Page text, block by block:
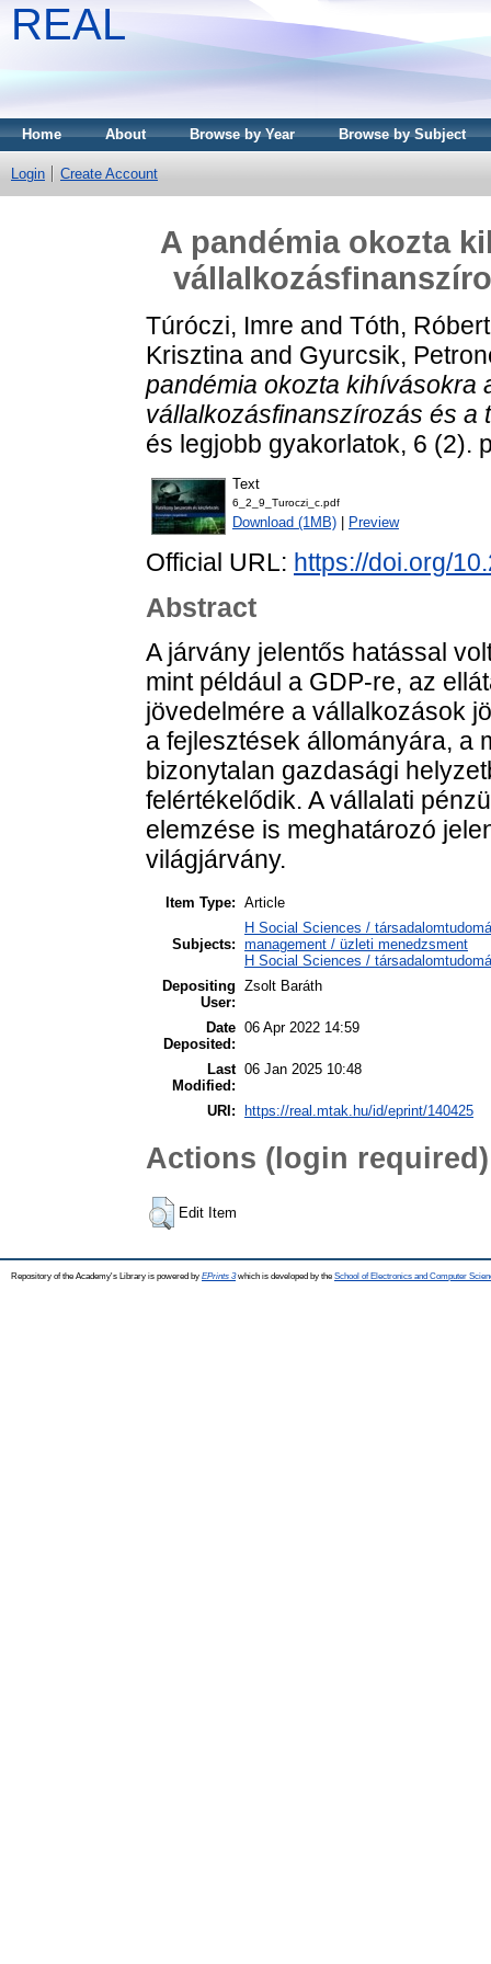
REAL
Home About Browse by Year Browse by Subject
Login Create Account
A pandémia okozta
Túróczi, Imre and Tóth, Róbert
Krisztina and Gyurcsik,
pandémia okozta kihívásokra
vállalkozásfinanszírozás és a
és legjobb gyakorlatok, 6 (2).
Text
6_2_9_Turoczi_c.pdf
Download (1MB) Preview
Official URL: https://doi.org/
Abstract
A járvány jelentős hatással
mint például a GDP-re, az
jövedelmére a vállalkozások
a fejlesztések állományára, a
bizonytalan gazdasági
felértékelődik. A vállalati
elemzése is meghatározó
világjárvány.
Item Type: Article
Subjects:
H Social Sciences /
management / üzleti menedzsment
H Social Sciences /
Depositing
User:
Zsolt Baráth
Date
Deposited:
06 Apr 2022 14:59
Last
Modified:
06 Jan 2025 10:48
URI: https://real.mtak.hu/id/eprint/140425
Actions (login required)
Edit Item
Repository of the Academy's Library is powered by EPrints 3which is developed by the School of Electronics and Computer